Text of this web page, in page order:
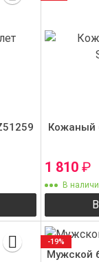
Кожаный
1 810 ₽
В
Мужской
-19%